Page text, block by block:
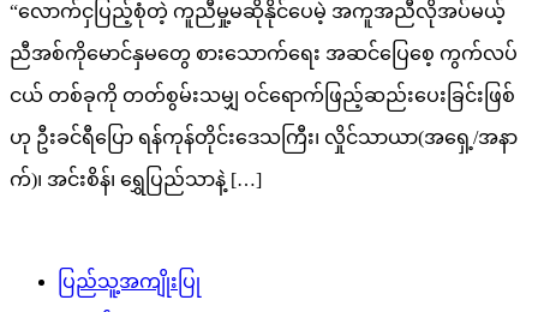
“လောက်ငှပြည့်စုံတဲ့ ကူညီမှု့မဆိုနိုင်ပေမဲ့ အကူအညီလိုအပ်မယ့်
ညီအစ်ကိုမောင်နှမတွေ စားသောက်ရေး အဆင်ပြေစေ့ ကွက်လပ်
ငယ် တစ်ခုကို တတ်စွမ်းသမျှ ဝင်ရောက်ဖြည့်ဆည်းပေးခြင်းဖြစ်
ဟု ဦးခင်ရီပြော ရန်ကုန်တိုင်းဒေသကြီး၊ လှိုင်သာယာ(အရှေ့/အနာ
က်)၊ အင်းစိန်၊ ရွှေပြည်သာနဲ့ […]
ပြည်သူ့အကျိုးပြု